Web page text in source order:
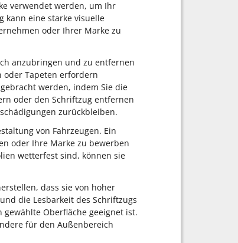
verwendet werden, um Ihr
kann eine starke visuelle
oder Ihrer Marke zu
anzubringen und zu entfernen
oder Tapeten erfordern
werden, indem Sie die
oder den Schriftzug entfernen
zurückbleiben.
von Fahrzeugen. Ein
oder Ihre Marke zu bewerben
wetterfest sind, können sie
dass sie von hoher
die Lesbarkeit des Schriftzugs
Oberfläche geeignet ist.
für den Außenbereich